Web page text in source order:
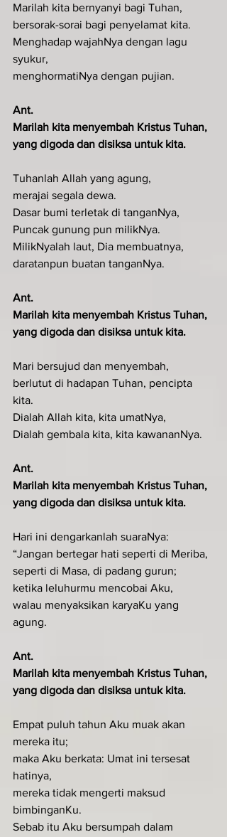
Marilah kita bernyanyi bagi Tuhan,
bersorak-sorai bagi penyelamat kita.
Menghadap wajahNya dengan lagu
syukur,
menghormatiNya dengan pujian.
Ant.
Marilah kita menyembah Kristus Tuhan,
yang digoda dan disiksa untuk kita.
Tuhanlah Allah yang agung,
merajai segala dewa.
Dasar bumi terletak di tanganNya,
Puncak gunung pun milikNya.
MilikNyalah laut, Dia membuatnya,
daratanpun buatan tanganNya.
Ant.
Marilah kita menyembah Kristus Tuhan,
yang digoda dan disiksa untuk kita.
Mari bersujud dan menyembah,
berlutut di hadapan Tuhan, pencipta
kita.
Dialah Allah kita, kita umatNya,
Dialah gembala kita, kita kawananNya.
Ant.
Marilah kita menyembah Kristus Tuhan,
yang digoda dan disiksa untuk kita.
Hari ini dengarkanlah suaraNya:
“Jangan bertegar hati seperti di Meriba,
seperti di Masa, di padang gurun;
ketika leluhurmu mencobai Aku,
walau menyaksikan karyaKu yang
agung.
Ant.
Marilah kita menyembah Kristus Tuhan,
yang digoda dan disiksa untuk kita.
Empat puluh tahun Aku muak akan
mereka itu;
maka Aku berkata: Umat ini tersesat
hatinya,
mereka tidak mengerti maksud
bimbinganKu.
Sebab itu Aku bersumpah dalam